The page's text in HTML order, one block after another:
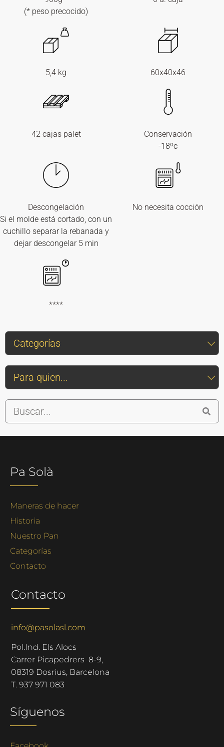
(* peso precocido)
5,4 kg 60x40x46
42 cajas palet
Conservación
-18ºc
Descongelación
Si el molde está cortado, con un
cuchillo separar la rebanada y
dejar descongelar 5 min
No necesita cocción
****
Pa Solà
Maneras de hacer
Historia
Nuestro Pan
Categorías
Contacto
Contacto
info@pasolasl.com
Pol.Ind. Els Alocs
Carrer Picapedrers 8-9,
08319 Dosrius, Barcelona
T. 937 971 083
Síguenos